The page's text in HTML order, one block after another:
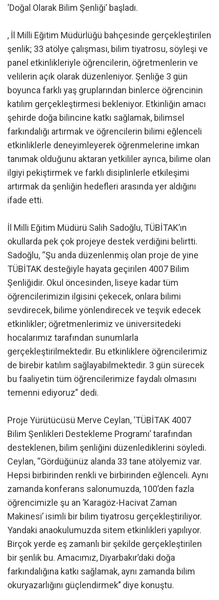
‘Doğal Olarak Bilim Şenliği’ başladı.
, İl Milli Eğitim Müdürlüğü bahçesinde gerçekleştirilen
şenlik; 33 atölye çalışması, bilim tiyatrosu, söyleşi ve
panel etkinlikleriyle öğrencilerin, öğretmenlerin ve
velilerin açık olarak düzenleniyor. Şenliğe 3 gün
boyunca farklı yaş gruplarından binlerce öğrencinin
katılım gerçekleştirmesi bekleniyor. Etkinliğin amacı
şehirde doğa bilincine katkı sağlamak, bilimsel
farkındalığı artırmak ve öğrencilerin bilimi eğlenceli
etkinliklerle deneyimleyerek öğrenmelerine imkan
tanımak olduğunu aktaran yetkililer ayrıca, bilime olan
ilgiyi pekiştirmek ve farklı disiplinlerle etkileşimi
artırmak da şenliğin hedefleri arasında yer aldığını
ifade etti.
İl Milli Eğitim Müdürü Salih Sadoğlu, TÜBİTAK’ın
okullarda pek çok projeye destek verdiğini belirtti.
Sadoğlu, “Şu anda düzenlenmiş olan proje de yine
TÜBİTAK desteğiyle hayata geçirilen 4007 Bilim
Şenliğidir. Okul öncesinden, liseye kadar tüm
öğrencilerimizin ilgisini çekecek, onlara bilimi
sevdirecek, bilime yönlendirecek ve teşvik edecek
etkinlikler; öğretmenlerimiz ve üniversitedeki
hocalarımız tarafından sunumlarla
gerçekleştirilmektedir. Bu etkinliklere öğrencilerimiz
de birebir katılım sağlayabilmektedir. 3 gün sürecek
bu faaliyetin tüm öğrencilerimize faydalı olmasını
temenni ediyoruz” dedi.
Proje Yürütücüsü Merve Ceylan, ‘TÜBİTAK 4007
Bilim Şenlikleri Destekleme Programı’ tarafından
desteklenen, bilim şenliğini düzenlediklerini söyledi.
Ceylan, “Gördüğünüz alanda 33 tane atölyemiz var.
Hepsi birbirinden renkli ve birbirinden eğlenceli. Aynı
zamanda konferans salonumuzda, 100’den fazla
öğrencimizle şu an ’Karagöz-Hacivat Zaman
Makinesi’ isimli bir bilim tiyatrosu gerçekleştiriliyor.
Yandaki anaokulumuzda sitem etkinlikleri yapılıyor.
Birçok yerde eş zamanlı bir şekilde gerçekleştirilen
bir şenlik bu. Amacımız, Diyarbakır’daki doğa
farkındalığına katkı sağlamak, aynı zamanda bilim
okuryazarlığını güçlendirmek’’ diye konuştu.